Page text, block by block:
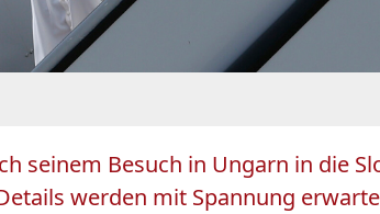
seinem Besuch in Ungarn in die
werden mit Spannung